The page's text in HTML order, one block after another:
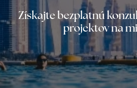
Získajte bezplatnú
projektov na